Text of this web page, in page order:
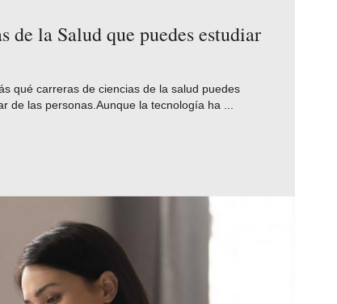
de la Salud que puedes estudiar
qué carreras de ciencias de la salud puedes
de las personas.Aunque la tecnología ha ...